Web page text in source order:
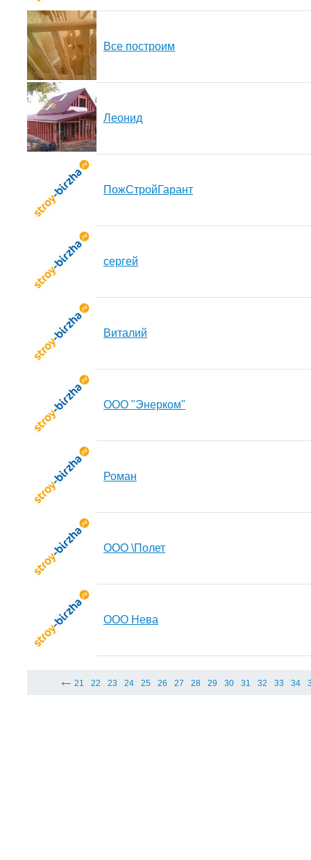
Все построим
Леонид
ПожСтройГарант
сергей
Виталий
ООО "Энерком"
Роман
ООО \Полет
ООО Нева
21 22 23 24 25 26 27 28 29 30 31 32 33 34